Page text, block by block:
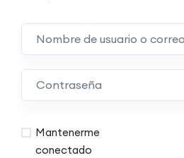
Mantenerme
conectado